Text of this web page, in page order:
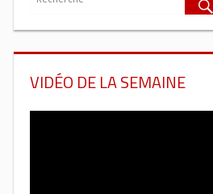
VIDÉO DE LA SEMAINE